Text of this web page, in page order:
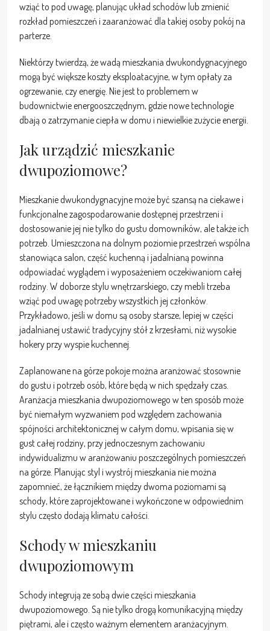
wziąć to pod uwagę, planując układ schodów lub zmienić
rozkład pomieszczeń i zaaranżować dla takiej osoby pokój na
parterze.
Niektórzy twierdzą, że wadą mieszkania dwukondygnacyjnego
mogą być większe koszty eksploatacyjne, w tym opłaty za
ogrzewanie, czy energię. Nie jest to problemem w
budownictwie energooszczędnym, gdzie nowe technologie
dbają o zatrzymanie ciepła w domu i niewielkie zużycie energii.
Jak urządzić mieszkanie
dwupoziomowe?
Mieszkanie dwukondygnacyjne może być szansą na ciekawe i
funkcjonalne zagospodarowanie dostępnej przestrzeni i
dostosowanie jej nie tylko do gustu domowników, ale także ich
potrzeb. Umieszczona na dolnym poziomie przestrzeń wspólna
stanowiąca salon, część kuchenną i jadalnianą powinna
odpowiadać wyglądem i wyposażeniem oczekiwaniom całej
rodziny. W doborze stylu wnętrzarskiego, czy mebli trzeba
wziąć pod uwagę potrzeby wszystkich jej członków.
Przykładowo, jeśli w domu są osoby starsze, lepiej w części
jadalnianej ustawić tradycyjny stół z krzesłami, niż wysokie
hokery przy wyspie kuchennej.
Zaplanowane na górze pokoje można aranżować stosownie
do gustu i potrzeb osób, które będą w nich spędzały czas.
Aranżacja mieszkania dwupoziomowego w ten sposób może
być niemałym wyzwaniem pod względem zachowania
spójności architektonicznej w całym domu, wpisania się w
gust całej rodziny, przy jednoczesnym zachowaniu
indywidualizmu w aranżowaniu poszczególnych pomieszczeń
na górze. Planując styl i wystrój mieszkania nie można
zapomnieć, że łącznikiem między dwoma poziomami są
schody, które zaprojektowane i wykończone w odpowiednim
stylu często dodają klimatu całości.
Schody w mieszkaniu
dwupoziomowym
Schody integrują ze sobą dwie części mieszkania
dwupoziomowego. Są nie tylko drogą komunikacyjną między
piętrami, ale i często ważnym elementem aranżacyjnym.